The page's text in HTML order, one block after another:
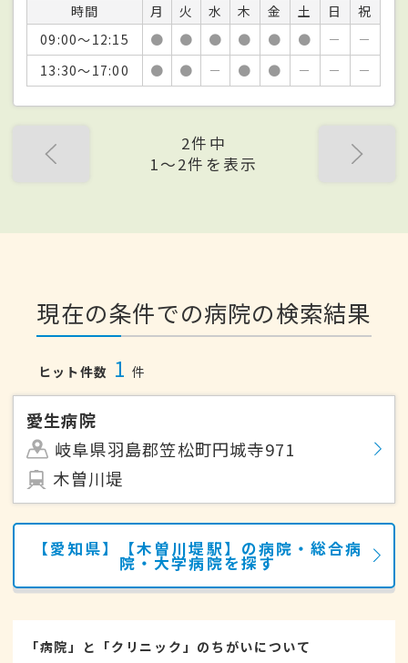
時間 月 火 水 木 金 土 日
祝
09:00～12:15
● ● ● ● ● ● －
－
13:30～17:00
● ● － ● ● － － －
2件中
1〜2件を表示
現在の条件での病院の検索結果
ヒット件数 1 件
愛生病院
岐阜県羽島郡笠松町円城寺971
木曽川堤
【愛知県】【木曽川堤駅】の病院・総合病
院・大学病院を探す
「病院」と「クリニック」のちがいについて